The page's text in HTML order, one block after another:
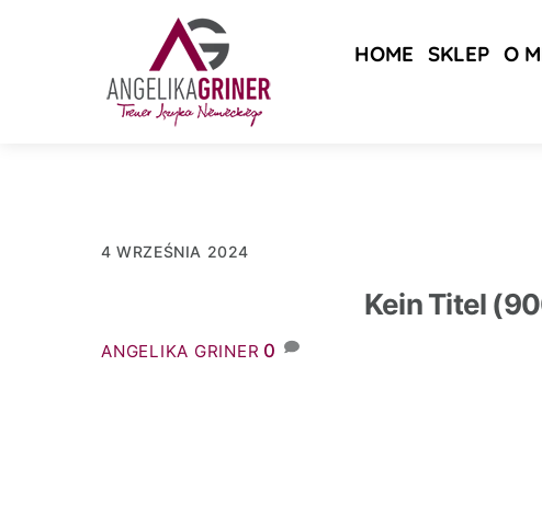
HOME SKLEP O
4 WRZEŚNIA 2024
Kein Titel
ANGELIKA GRINER 0